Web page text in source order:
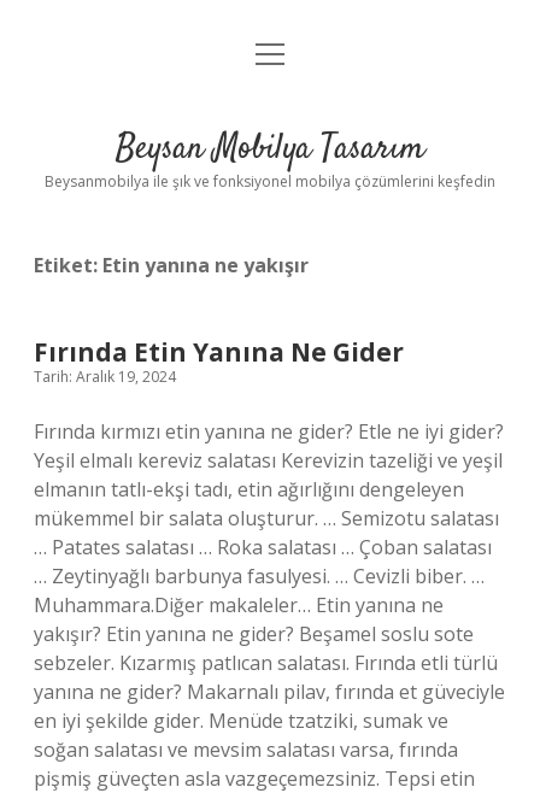
Anasayfa
Yasal Uyarı
menüyü
Beysan Mobilya Tasarım
Beysanmobilya ile şık ve fonksiyonel mobilya çözümlerini keşfedin
Etiket: Etin yanına ne yakışır
Fırında Etin Yanına Ne Gider
Tarih: Aralık 19, 2024
Fırında kırmızı etin yanına ne gider? Etle ne iyi gider?
Yeşil elmalı kereviz salatası Kerevizin tazeliği ve yeşil
elmanın tatlı-ekşi tadı, etin ağırlığını dengeleyen
mükemmel bir salata oluşturur. … Semizotu salatası
… Patates salatası … Roka salatası … Çoban salatası
… Zeytinyağlı barbunya fasulyesi. … Cevizli biber. …
Muhammara.Diğer makaleler… Etin yanına ne
yakışır? Etin yanına ne gider? Beşamel soslu sote
sebzeler. Kızarmış patlıcan salatası. Fırında etli türlü
yanına ne gider? Makarnalı pilav, fırında et güveciyle
en iyi şekilde gider. Menüde tzatziki, sumak ve
soğan salatası ve mevsim salatası varsa, fırında
pişmiş güveçten asla vazgeçemezsiniz. Tepsi etin